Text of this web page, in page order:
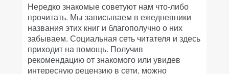
Нередко знакомые советуют нам что-либо
прочитать. Мы записываем в ежедневники
названия этих книг и благополучно о них
забываем. Социальная сеть читателя и здесь
приходит на помощь. Получив
рекомендацию от знакомого или увидев
интересную рецензию в сети, можно